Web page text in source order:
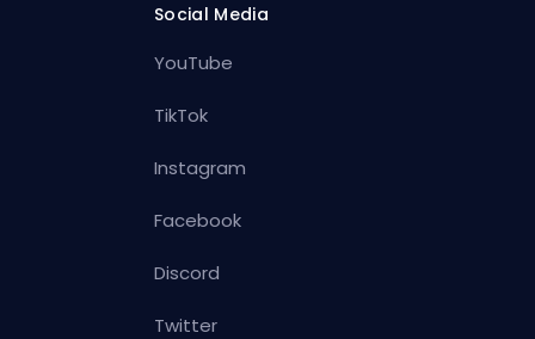
Social Media
YouTube
TikTok
Instagram
Facebook
Discord
Twitter